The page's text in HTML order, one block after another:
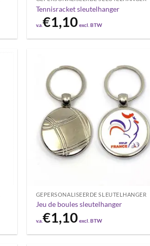
Tennisracket sleutelhanger
v.a.€1,10 excl. BTW
GEPERSONALISEERDE SLEUTELHANGER
Jeu de boules sleutelhanger
v.a.€1,10 excl. BTW